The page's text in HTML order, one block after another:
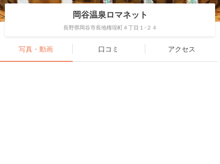
岡谷温泉ロマネット
長野県岡谷市長地権現町４丁目１-２４
写真・動画 口コミ アクセス